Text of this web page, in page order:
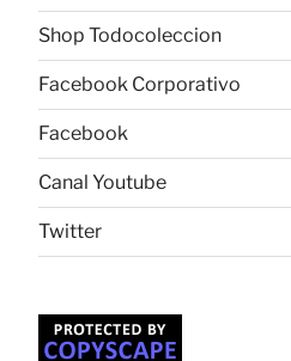
Shop Todocoleccion
Facebook Corporativo
Facebook
Canal Youtube
Twitter